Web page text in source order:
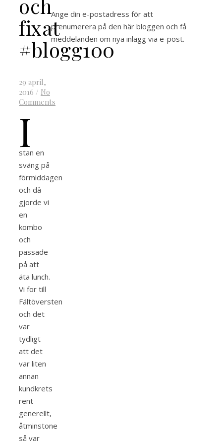
och
fixat
#blogg100
29 april,
2016 / No
Comments
I
stan en
sväng på
förmiddagen
och då
gjorde vi
en
kombo
och
passade
på att
äta lunch.
Vi for till
Fältöversten
och det
var
tydligt
att det
var liten
annan
kundkrets
rent
generellt,
åtminstone
så var
Ange din e-postadress för att
prenumerera på den här bloggen och få
meddelanden om nya inlägg via e-post.